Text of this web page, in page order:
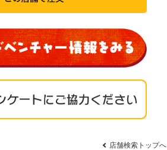
店舗検索トップへ